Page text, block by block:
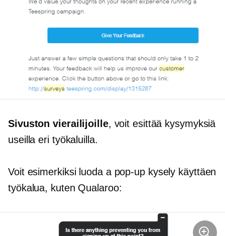
Sivuston vierailijoille, voit esittää kysymyksiä
useilla eri työkaluilla.
Voit esimerkiksi luoda a pop-upkysely käyttäen
työkalua, kuten Qualaroo: